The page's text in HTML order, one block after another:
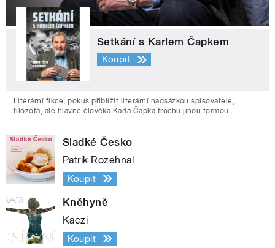
Setkání s Karlem Čapkem
Koupit
Literární fikce, pokus přiblížit literární nadsázkou spisovatele,
filozofa, ale hlavně člověka Karla Čapka trochu jinou formou.
Sladké Česko
Patrik Rozehnal
Koupit
Kněhyně
Kaczi
Koupit